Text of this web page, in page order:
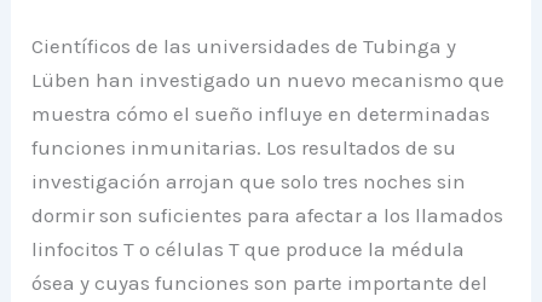
Científicos de las universidades de Tubinga y
Lüben han investigado un nuevo mecanismo que
muestra cómo el sueño influye en determinadas
funciones inmunitarias. Los resultados de su
investigación arrojan que solo tres noches sin
dormir son suficientes para afectar a los llamados
linfocitos T o células T que produce la médula
ósea y cuyas funciones son parte importante del